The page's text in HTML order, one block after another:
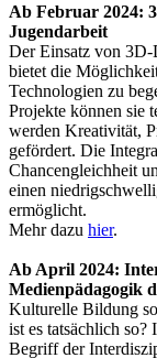
Ab Februar 2024:
Jugendarbeit
Der Einsatz von
bietet die
Technologien zu
Projekte können sie
werden Kreativität,
gefördert. Die
Chancengleichheit
einen
ermöglicht.
Mehr dazu hier.
Ab April 2024:
Medienpädagogik
Kulturelle Bildung
ist es tatsächlich
Begriff der